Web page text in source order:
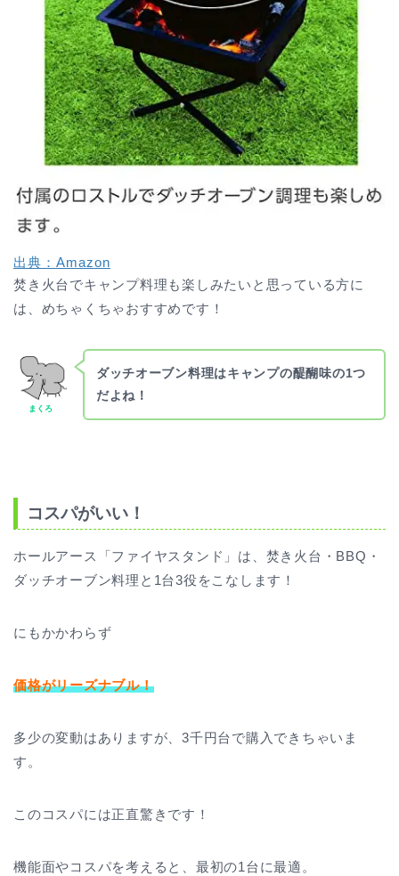
出典：Amazon
焚き火台でキャンプ料理も楽しみたいと思っている方に
は、めちゃくちゃおすすめです！
まくろ
ダッチオーブン料理はキャンプの醍醐味の1つ
だよね！
コスパがいい！
ホールアース「ファイヤスタンド」は、焚き火台・BBQ・
ダッチオーブン料理と1台3役をこなします！
にもかかわらず
価格がリーズナブル！
多少の変動はありますが、3千円台で購入できちゃいま
す。
このコスパには正直驚きです！
機能面やコスパを考えると、最初の1台に最適。